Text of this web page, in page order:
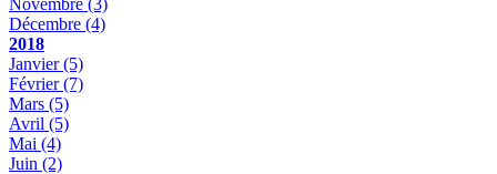
Décembre (4)
2018
Janvier(5)
Février(7)
Mars (5)
Avril (5)
Mai (4)
Juin (2)